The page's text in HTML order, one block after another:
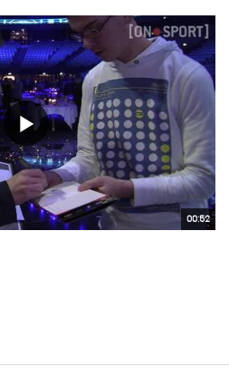
00:52